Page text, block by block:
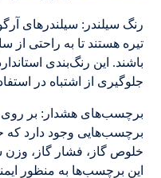
رنگ سیلندر: سیلندرهای
تیره هستند تا به راحتی از
باشند. این رنگ‌بندی
جلوگیری از اشتباه در
برچسب‌های هشدار: بر روی
برچسب‌هایی وجود دارد که
خلوص گاز، فشار گاز، وزن
این برچسب‌ها به منظور